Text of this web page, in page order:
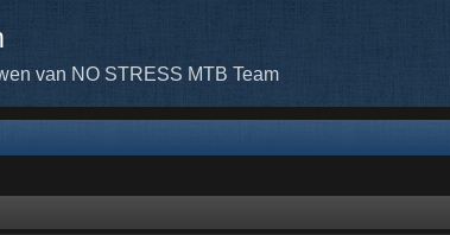
van NO STRESS MTB Team